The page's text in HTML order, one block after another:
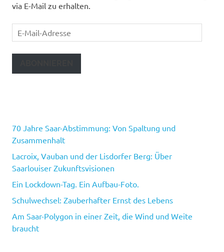
via E-Mail zu erhalten.
E-
Mail-
Adresse
70 Jahre Saar-Abstimmung: Von Spaltung und
Zusammenhalt
Lacroix, Vauban und der Lisdorfer Berg: Über
Saarlouiser Zukunftsvisionen
Ein Lockdown-Tag. Ein Aufbau-Foto.
Schulwechsel: Zauberhafter Ernst des Lebens
Am Saar-Polygon in einer Zeit, die Wind und Weite
braucht